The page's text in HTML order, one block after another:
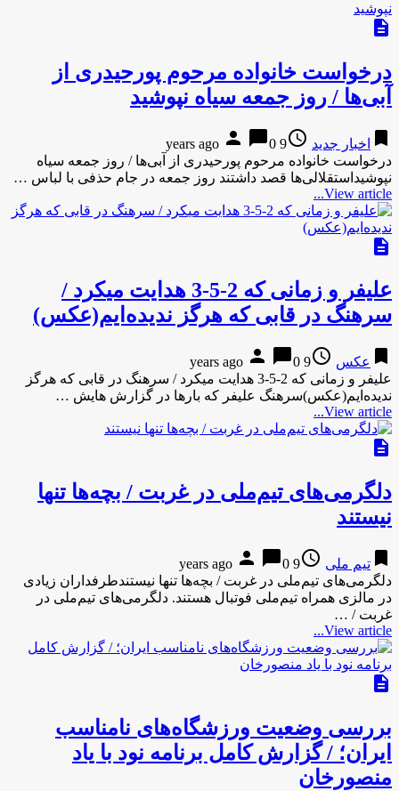
description
درخواست خانواده مرحوم پورحیدری از
آبی‌ها / روز جمعه سیاه نپوشید
bookmark اخبار جدید access_time
9 years ago
person chat_bubble0
درخواست خانواده مرحوم پورحیدری از آبی‌ها / روز جمعه سیاه
نپوشیداستقلالی‌ها قصد داشتند روز جمعه در جام حذفی با لباس …
View article...
description
علیفر و زمانی که 2-5-3 هدایت می‎کرد /
سرهنگ در قابی که هرگز ندیده‌ایم(عکس)
bookmark عکس access_time
9 years ago
person chat_bubble0
علیفر و زمانی که 2-5-3 هدایت می‎کرد / سرهنگ در قابی که هرگز
ندیده‌ایم(عکس)سرهنگ علیفر که بارها در گزارش هایش …
View article...
description
دلگرمی‌های تیم‌ملی در غربت / بچه‌ها تنها
نیستند
bookmark تیم ملی access_time
9 years ago
person chat_bubble0
دلگرمی‌های تیم‌ملی در غربت / بچه‌ها تنها نیستندطرفداران زیادی
در مالزی همراه تیم‌ملی فوتبال هستند. دلگرمی‌های تیم‌ملی در
غربت / …
View article...
description
بررسی وضعیت ورزشگاه‌های نامناسب
ایران؛ / گزارش کامل برنامه نود با یاد
منصورخان